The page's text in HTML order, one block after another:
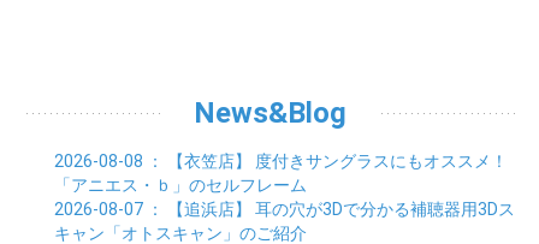
01月 (24)
02月 (20)
01月 (23)
03月 (25)
02月 (30)
01月 (33)
06月 (15)
04月 (9)
03月 (7)
02月 (7)
01月 (9)
News&Blog
2026-08-08 ： 【衣笠店】
度付きサングラスにもオススメ！
「アニエス・ｂ」のセルフレーム
2026-08-07 ： 【追浜店】 耳の穴が3Dで分かる補聴器用3Dス
キャン「オトスキャン」のご紹介